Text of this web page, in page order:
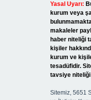
Yasal Uyarı:
kurum veya
makaleler
haber niteliği
kişiler
kurum ve
tesadüfidir.
tavsiye niteliği
Sitemiz, 5651